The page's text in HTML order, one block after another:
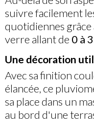
suivre facilement
quotidiennes
verre allant de 0 à
Une décoration
Avec sa finition
élancée, ce
sa place dans un
au bord d'une